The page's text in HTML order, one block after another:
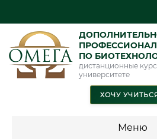
ПО
дистанционные
университете
ХОЧУ
Меню